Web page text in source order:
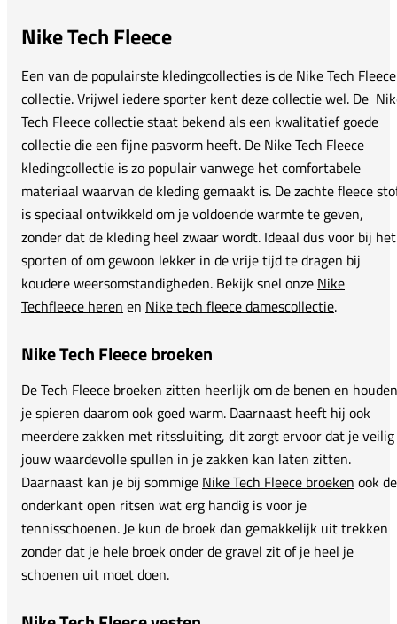
Nike Tech Fleece
Een van de populairste kledingcollecties is de Nike Tech Fleece
collectie. Vrijwel iedere sporter kent deze collectie wel. De
Tech Fleece collectie staat bekend als een kwalitatief goede
collectie die een fijne pasvorm heeft. De Nike Tech Fleece
kledingcollectie is zo populair vanwege het comfortabele
materiaal waarvan de kleding gemaakt is. De zachte fleece
is speciaal ontwikkeld om je voldoende warmte te geven,
zonder dat de kleding heel zwaar wordt. Ideaal dus voor bij het
sporten of om gewoon lekker in de vrije tijd te dragen bij
koudere weersomstandigheden. Bekijk snel onze Nike
Techfleece heren en Nike tech fleece damescollectie.
Nike Tech Fleece broeken
De Tech Fleece broeken zitten heerlijk om de benen en houden
je spieren daarom ook goed warm. Daarnaast heeft hij ook
meerdere zakken met ritssluiting, dit zorgt ervoor dat je veilig
jouw waardevolle spullen in je zakken kan laten zitten.
Daarnaast kan je bij sommige Nike Tech Fleece broeken ook de
onderkant open ritsen wat erg handig is voor je
tennisschoenen. Je kun de broek dan gemakkelijk uit trekken
zonder dat je hele broek onder de gravel zit of je heel je
schoenen uit moet doen.